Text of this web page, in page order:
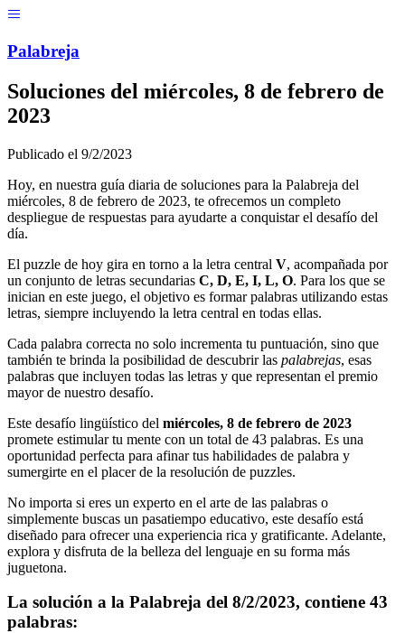
Palabreja
Soluciones del miércoles, 8 de febrero de
2023
Publicado el 9/2/2023
Hoy, en nuestra guía diaria de soluciones para la Palabreja del
miércoles, 8 de febrero de 2023, te ofrecemos un completo
despliegue de respuestas para ayudarte a conquistar el desafío del
día.
El puzzle de hoy gira en torno a la letra central V, acompañada por
un conjunto de letras secundarias C, D, E, I, L, O. Para los que se
inician en este juego, el objetivo es formar palabras utilizando estas
letras, siempre incluyendo la letra central en todas ellas.
Cada palabra correcta no solo incrementa tu puntuación, sino que
también te brinda la posibilidad de descubrir las palabrejas, esas
palabras que incluyen todas las letras y que representan el premio
mayor de nuestro desafío.
Este desafío lingüístico del miércoles, 8 de febrero de 2023
promete estimular tu mente con un total de 43 palabras. Es una
oportunidad perfecta para afinar tus habilidades de palabra y
sumergirte en el placer de la resolución de puzzles.
No importa si eres un experto en el arte de las palabras o
simplemente buscas un pasatiempo educativo, este desafío está
diseñado para ofrecer una experiencia rica y gratificante. Adelante,
explora y disfruta de la belleza del lenguaje en su forma más
juguetona.
La solución a la Palabreja del 8/2/2023, contiene 43
palabras: